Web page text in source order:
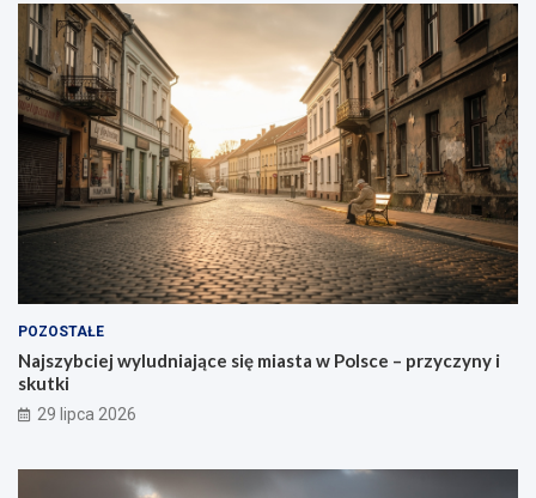
POZOSTAŁE
Najszybciej wyludniające się miasta w Polsce – przyczyny i
skutki
29 lipca 2026